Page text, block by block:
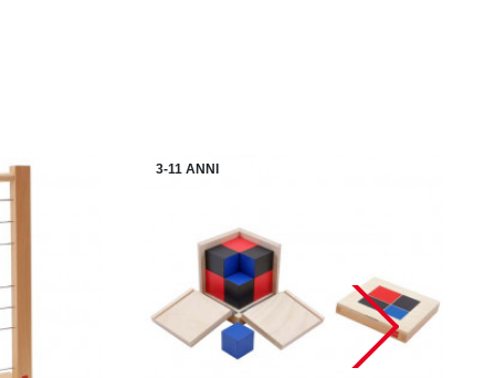
3-11 ANNI